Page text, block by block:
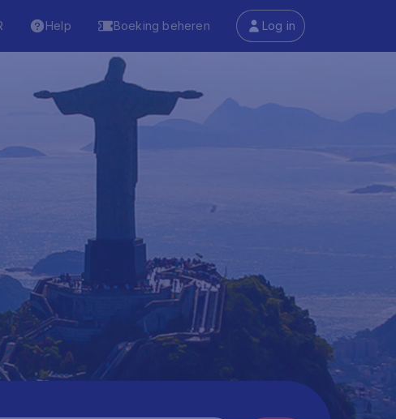
Help Boeking beheren Log in